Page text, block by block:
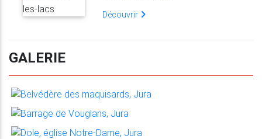
Découvrir
GALERIE